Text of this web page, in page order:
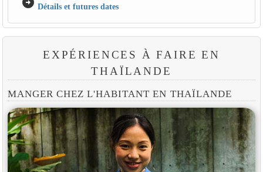
Détails et futures dates
EXPÉRIENCES À FAIRE EN
THAÏLANDE
MANGER CHEZ L'HABITANT EN THAÏLANDE